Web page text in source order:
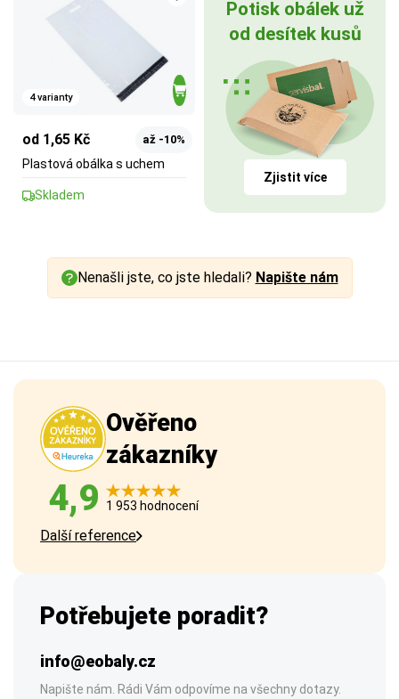
4 varianty
od 1,65 Kč až -10%
Plastová obálka s uchem
Skladem
Potisk obálek už
od desítek kusů
Zjistit více
Nenašli jste, co jste hledali? Napište nám
Ověřeno
zákazníky
4,9 1 953 hodnocení
Další reference
Potřebujete poradit?
info@eobaly.cz
Napište nám. Rádi Vám odpovíme na všechny dotazy.